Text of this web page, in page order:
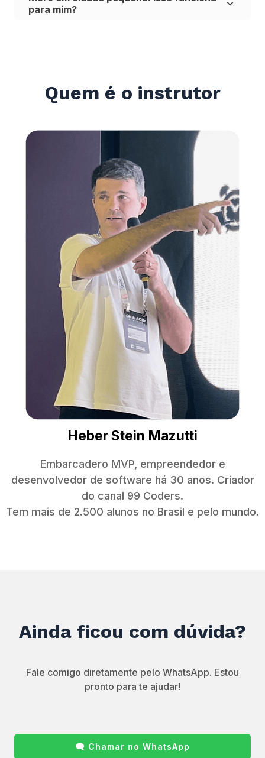
para mim?
Quem é o instrutor
Heber Stein Mazutti
Embarcadero MVP, empreendedor e
desenvolvedor de software há 30 anos. Criador
do canal 99 Coders.
Tem mais de 2.500 alunos no Brasil e pelo mundo.
Ainda ficou com dúvida?
Fale comigo diretamente pelo WhatsApp. Estou
pronto para te ajudar!
🗨️ Chamar no WhatsApp